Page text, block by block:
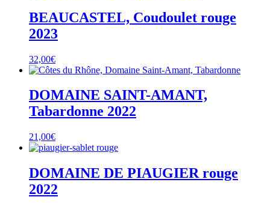
BEAUCASTEL, Coudoulet rouge
2023
32,00€
DOMAINE SAINT-AMANT,
Tabardonne 2022
21,00€
DOMAINE DE PIAUGIER rouge
2022